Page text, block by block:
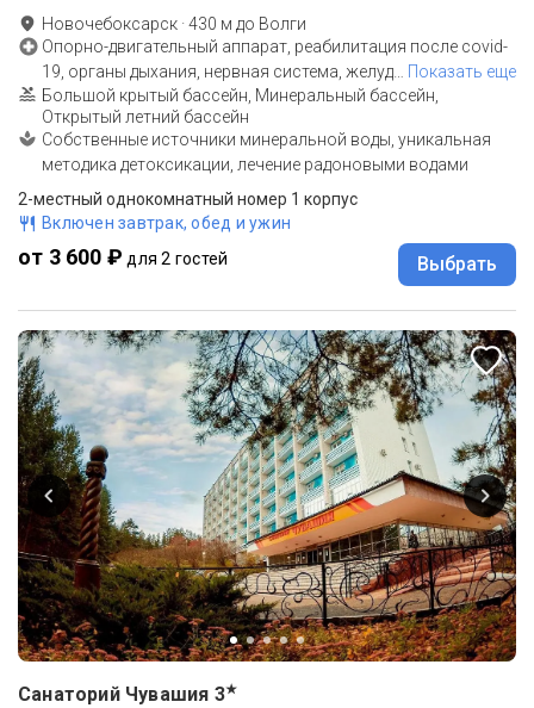
Новочебоксарск ·430 м до Волги
Опорно-двигательный аппарат, реабилитация после covid-
19, органы дыхания, нервная система, желуд
Показать еще
Большой крытый бассейн, Минеральный бассейн,
Открытый летний бассейн
Собственные источники минеральной воды, уникальная
методика детоксикации, лечение радоновыми водами
2-местный однокомнатный номер 1 корпус
Включен завтрак, обед и ужин
от 3 600 ₽ для 2 гостей Выбрать
Санаторий Чувашия 3★